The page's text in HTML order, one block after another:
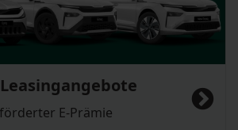
E-Prämie